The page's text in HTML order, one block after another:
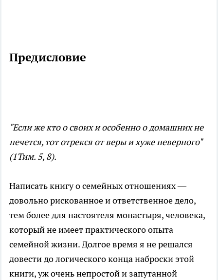
Предисловие
"Если же кто о своих и особенно о домашних не
печется, тот отрекся от веры и хуже неверного"
(1Тим. 5, 8).
Написать книгу о семейных отношениях —
довольно рискованное и ответственное дело,
тем более для настоятеля монастыря, человека,
который не имеет практического опыта
семейной жизни. Долгое время я не решался
довести до логического конца наброски этой
книги, уж очень непростой и запутанной